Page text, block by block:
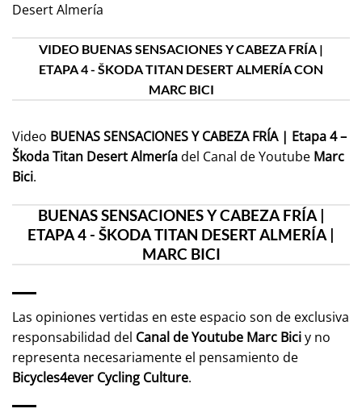
Desert Almería
VIDEO BUENAS SENSACIONES Y CABEZA FRÍA |
ETAPA 4 - ŠKODA TITAN DESERT ALMERÍA CON
MARC BICI
Video BUENAS SENSACIONES Y CABEZA FRÍA | Etapa 4 –
Škoda Titan Desert Almeríadel Canal de Youtube Marc
Bici.
BUENAS SENSACIONES Y CABEZA FRÍA |
ETAPA 4 - ŠKODA TITAN DESERT ALMERÍA |
MARC BICI
Las opiniones vertidas en este espacio son de exclusiva
responsabilidad del Canal de Youtube Marc Biciy no
representa necesariamente el pensamiento de
Bicycles4ever Cycling Culture.